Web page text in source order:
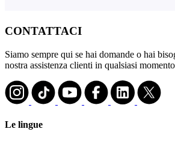
CONTATTACI
Siamo sempre qui se hai domande o hai
nostra assistenza clienti in qualsiasi
Le lingue